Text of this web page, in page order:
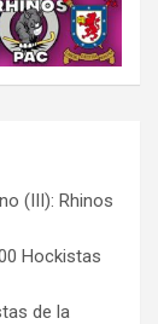
(III): Rhinos
Hockistas
de la